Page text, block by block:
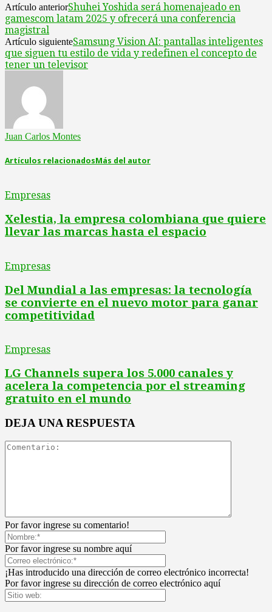
Artículo anteriorShuhei Yoshida será homenajeado en
gamescom latam 2025 y ofrecerá una conferencia
magistral
Artículo siguienteSamsung Vision AI: pantallas inteligentes
que siguen tu estilo de vida y redefinen el concepto de
tener un televisor
Juan Carlos Montes
Artículos relacionadosMás del autor
Empresas
Xelestia, la empresa colombiana que quiere
llevar las marcas hasta el espacio
Empresas
Del Mundial a las empresas: la tecnología
se convierte en el nuevo motor para ganar
competitividad
Empresas
LG Channels supera los 5.000 canales y
acelera la competencia por el streaming
gratuito en el mundo
DEJA UNA RESPUESTA
Por favor ingrese su comentario!
Por favor ingrese su nombre aquí
¡Has introducido una dirección de correo electrónico incorrecta!
Por favor ingrese su dirección de correo electrónico aquí